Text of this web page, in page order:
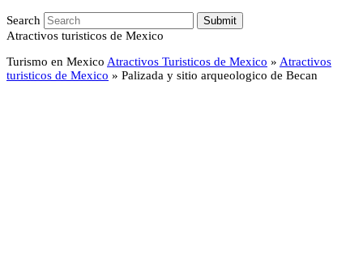
Search Submit
Atractivos turisticos de Mexico
Turismo en Mexico Atractivos Turisticos de Mexico » Atractivos
turisticos de Mexico » Palizada y sitio arqueologico de Becan